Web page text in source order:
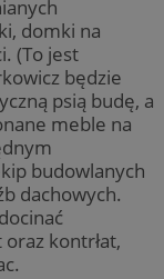
domki na
(To jest
będzie
psią budę, a
meble na
budowlanych
dachowych.
kontrłat,